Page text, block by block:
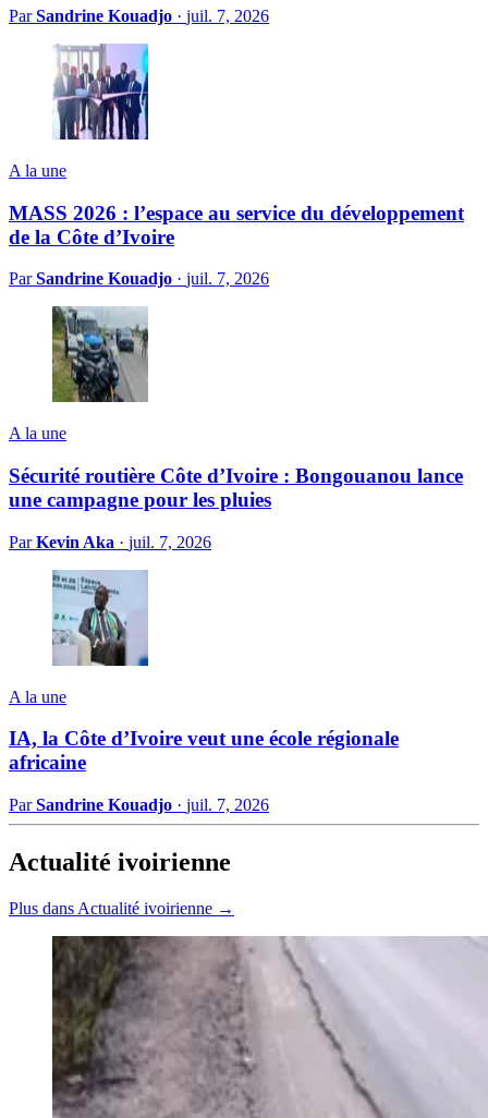
ParSandrine Kouadjo · juil. 7, 2026
A la une
MASS 2026 : l’espace au service du développement
de la Côte d’Ivoire
ParSandrine Kouadjo · juil. 7, 2026
A la une
Sécurité routière Côte d’Ivoire : Bongouanou lance
une campagne pour les pluies
ParKevin Aka · juil. 7, 2026
A la une
IA, la Côte d’Ivoire veut une école régionale
africaine
ParSandrine Kouadjo · juil. 7, 2026
Actualité ivoirienne
Plus dans Actualité ivoirienne →